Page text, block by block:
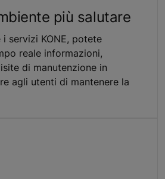
più salutare
servizi KONE, potete
reale informazioni,
di manutenzione in
agli utenti di mantenere la